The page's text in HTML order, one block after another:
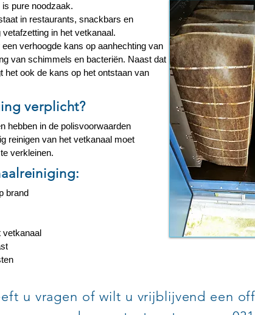
pure noodzaak.
in restaurants, snackbars en
in het vetkanaal.
verhoogde kans op aanhechting van
van schimmels en bacteriën. Naast dat
het ook de kans op het ontstaan van
hebben in de polisvoorwaarden
reinigen van het vetkanaal moet
verkleinen.
brand
vetkanaal
verplicht?
u vragen of wilt u vrijblijvend een